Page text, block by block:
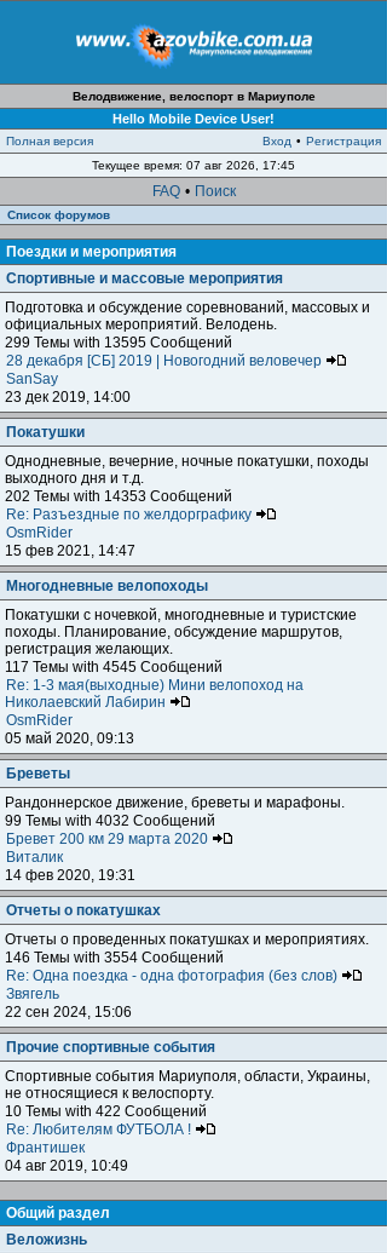
Велодвижение, велоспорт в Мариуполе
Hello Mobile Device User!
Полная версия Вход • Регистрация
Текущее время: 07 авг 2026, 17:45
FAQ • Поиск
Список форумов
Поездки и мероприятия
Спортивные и массовые мероприятия
Подготовка и обсуждение соревнований, массовых и
официальных мероприятий. Велодень.
299 Темы with 13595 Сообщений
28 декабря [СБ] 2019 | Новогодний веловечер
SanSay
23 дек 2019, 14:00
Покатушки
Однодневные, вечерние, ночные покатушки, походы
выходного дня и т.д.
202 Темы with 14353 Сообщений
Re: Разъездные по желдорграфику
OsmRider
15 фев 2021, 14:47
Многодневные велопоходы
Покатушки с ночевкой, многодневные и туристские
походы. Планирование, обсуждение маршрутов,
регистрация желающих.
117 Темы with 4545 Сообщений
Re: 1-3 мая(выходные) Мини велопоход на
Николаевский Лабирин
OsmRider
05 май 2020, 09:13
Бреветы
Рандоннерское движение, бреветы и марафоны.
99 Темы with 4032 Сообщений
Бревет 200 км 29 марта 2020
Виталик
14 фев 2020, 19:31
Отчеты о покатушках
Отчеты о проведенных покатушках и мероприятиях.
146 Темы with 3554 Сообщений
Re: Одна поездка - одна фотография (без слов)
Звягель
22 сен 2024, 15:06
Прочие спортивные события
Спортивные события Мариуполя, области, Украины,
не относящиеся к велоспорту.
10 Темы with 422 Сообщений
Re: Любителям ФУТБОЛА !
Франтишек
04 авг 2019, 10:49
Общий раздел
Веложизнь